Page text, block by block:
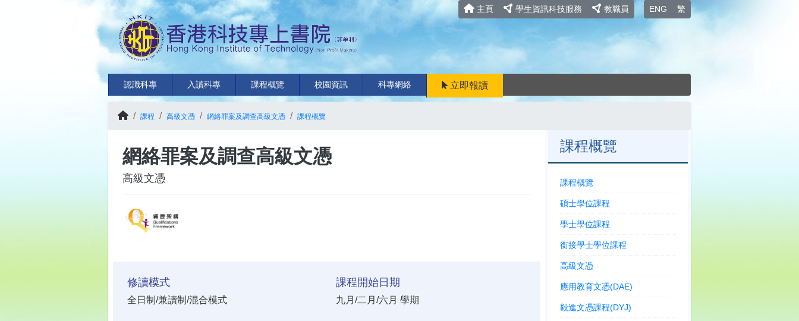
主頁 學生資訊科技服務 教職員 ENG 繁
認識科專 入讀科專 課程概覽 校園資訊 科專網絡 立即報讀
課程 高級文憑 網絡罪案及調查高級文憑 課程概覽
網絡罪案及調查高級文憑
高級文憑
修讀模式
全日制/兼讀制/混合模式
課程開始日期
九月/二月/六月 學期
課程概覽
課程概覽
碩士學位課程
學士學位課程
銜接學士學位課程
高級文憑
應用教育文憑(DAE)
毅進文憑課程(DYJ)